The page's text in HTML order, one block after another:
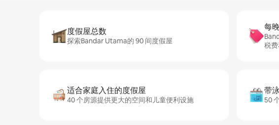
度假屋总数
探索Bandar Utama的 90 间度假屋
每
税费
适合家庭入住的度假屋
40 个房源提供更大的空间和儿童便利设施
带
50